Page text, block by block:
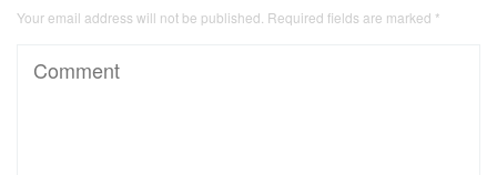
Your email address will not be published. Required fields are marked *